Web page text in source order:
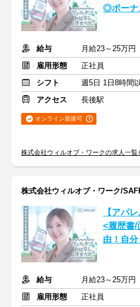
◎ボーナ
給与
雇用形態
正社員
シフト
週5日 1日8時間
アクセス
長後駅
オンライン面接可
株式会社ウィルオブ・ワークの求人一覧
株式会社ウィルオブ・ワーク/
【アパ
<履歴書/
由！自
給与
雇用形態
正社員